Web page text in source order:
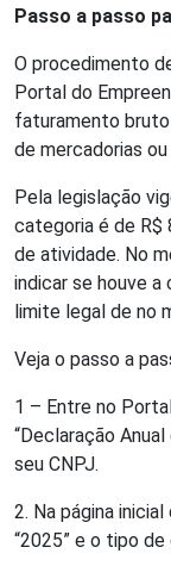
Passo a passo
O procedimento
Portal do
faturamento bruto
de mercadorias
Pela legislação
categoria é de R$
de atividade. No
indicar se houve
limite legal de no
Veja o passo a
1 – Entre no
“Declaração
seu CNPJ.
2. Na página
“2025” e o tipo de